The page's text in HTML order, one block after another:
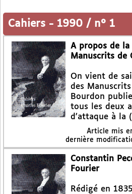
Cahiers - 1990 / n° 1
A propos de
Manuscrits de
On vient de
des
Bourdon
tous les deux
d’attaque à la
Article mis
dernière
Constantin
Fourier
Rédigé en